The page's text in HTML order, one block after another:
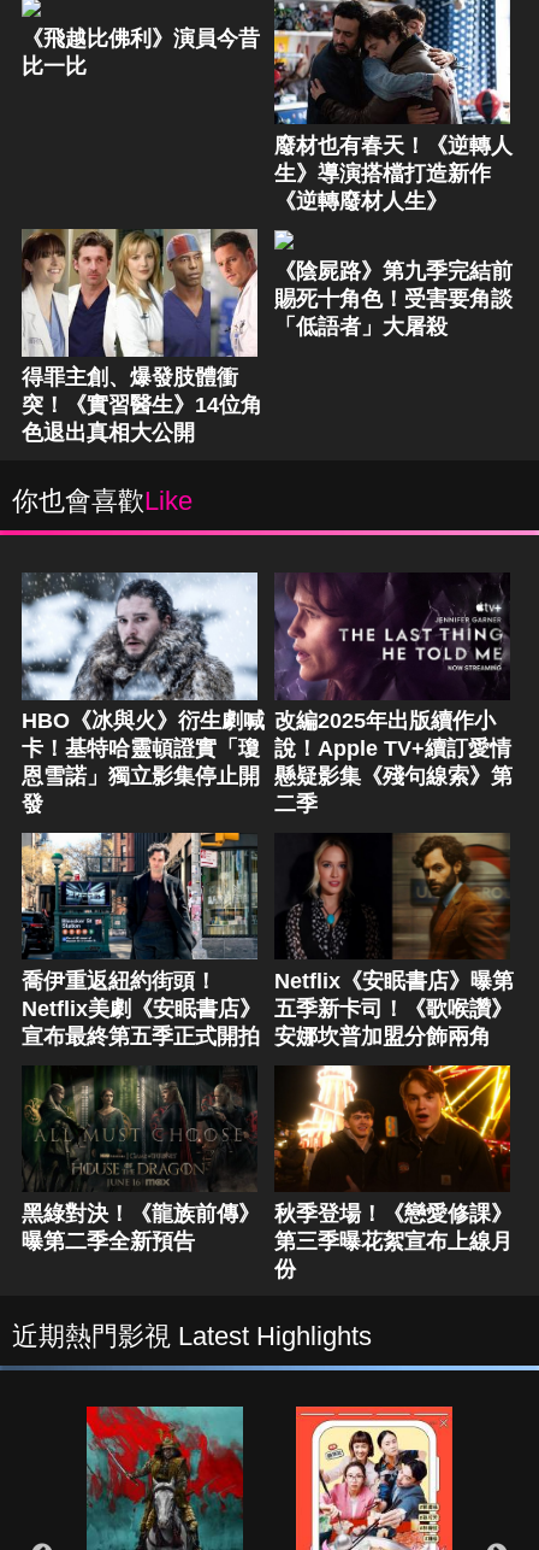
《飛越比佛利》演員今昔
比一比
廢材也有春天！《逆轉人
生》導演搭檔打造新作
《逆轉廢材人生》
得罪主創、爆發肢體衝
突！《實習醫生》14位角
色退出真相大公開
《陰屍路》第九季完結前
賜死十角色！受害要角談
「低語者」大屠殺
你也會喜歡Like
HBO《冰與火》衍生劇喊
卡！基特哈靈頓證實「瓊
恩雪諾」獨立影集停止開
發
改編2025年出版續作小
說！Apple TV+續訂愛情
懸疑影集《殘句線索》第
二季
喬伊重返紐約街頭！
Netflix美劇《安眠書店》
宣布最終第五季正式開拍
Netflix《安眠書店》曝第
五季新卡司！《歌喉讚》
安娜坎普加盟分飾兩角
黑綠對決！《龍族前傳》
曝第二季全新預告
秋季登場！《戀愛修課》
第三季曝花絮宣布上線月
份
近期熱門影視 Latest Highlights